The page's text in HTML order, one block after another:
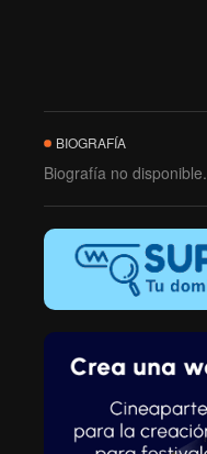
BIOGRAFÍA
Biografía no disponible.